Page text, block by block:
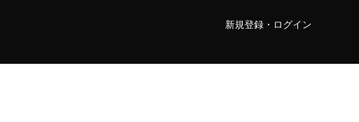
新規登録・ログイン